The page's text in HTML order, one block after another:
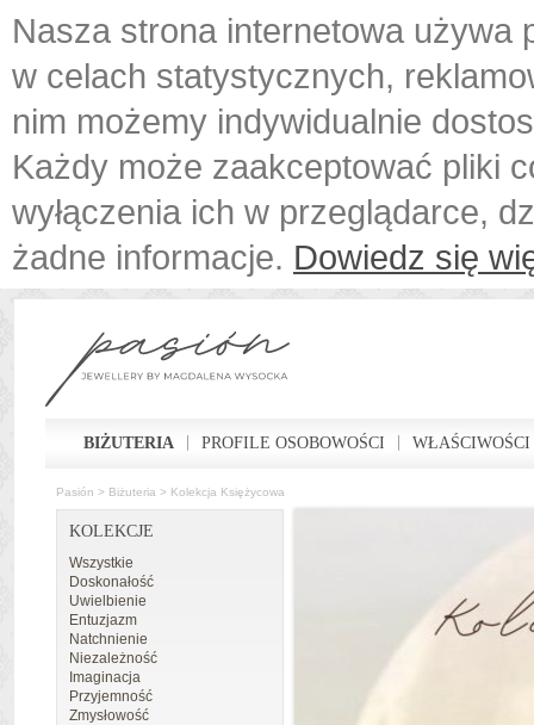
Nasza strona internetowa używa
w celach statystycznych,
nim możemy indywidualnie
Każdy może zaakceptować pliki
wyłączenia ich w przeglądarce,
żadne informacje. Dowiedz się
BIŻUTERIA PROFILE OSOBOWOŚCI
Pasión > Biżuteria > Kolekcja Księżycowa
KOLEKCJE
Wszystkie
Doskonałość
Uwielbienie
Entuzjazm
Natchnienie
Niezależność
Imaginacja
Przyjemność
Zmysłowość